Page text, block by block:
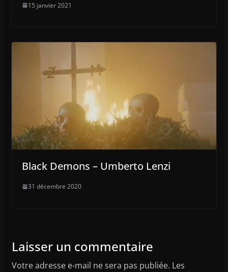
15 janvier 2021
Black Demons – Umberto Lenzi
31 décembre 2020
Laisser un commentaire
Votre adresse e-mail ne sera pas publiée. Les